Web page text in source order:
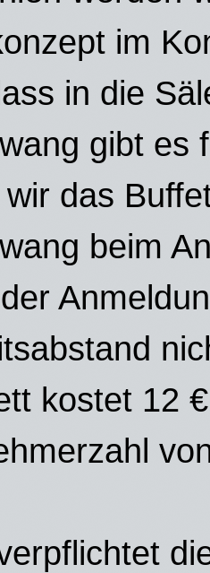
im
in die
gibt es
das
beim
kostet 12